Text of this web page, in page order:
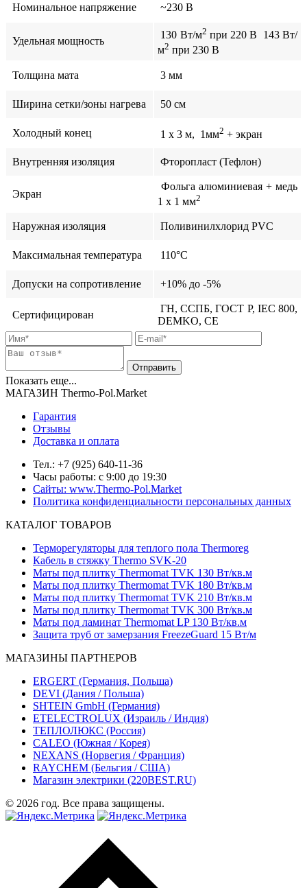
Номинальное напряжение ~230 В
Удельная мощность
130 Вт/м2 при 220 В 143 Вт/
м2 при 230 В
Толщина мата 3 мм
Ширина сетки/зоны нагрева 50 см
Холодный конец 1 x 3 м, 1мм2 + экран
Внутренняя изоляция Фторопласт (Тефлон)
Экран
Фольга алюминиевая + медь
1 x 1 мм2
Наружная изоляция Поливинилхлорид PVС
Максимальная температура 110°C
Допуски на сопротивление +10% до -5%
Сертифицирован
ГН, ССПБ, ГОСТ Р, IEC 800,
DEMKO, CE
Показать еще...
МАГАЗИН Thermo-Pol.Market
Гарантия
Отзывы
Доставка и оплата
Тел.: +7 (925) 640-11-36
Часы работы: с 9:00 до 19:30
Сайты: www.Thermo-Pol.Market
Политика конфиденциальности персональных данных
КАТАЛОГ ТОВАРОВ
Терморегуляторы для теплого пола Thermoreg
Кабель в стяжку Thermo SVK-20
Маты под плитку Thermomat TVK 130 Вт/кв.м
Маты под плитку Thermomat TVK 180 Вт/кв.м
Маты под плитку Thermomat TVK 210 Вт/кв.м
Маты под плитку Thermomat TVK 300 Вт/кв.м
Маты под ламинат Thermomat LP 130 Вт/кв.м
Защита труб от замерзания FreezeGuard 15 Вт/м
МАГАЗИНЫ ПАРТНЕРОВ
ERGERT (Германия, Польша)
DEVI (Дания / Польша)
SHTEIN GmbH (Германия)
ETELECTROLUX (Израиль / Индия)
ТЕПЛОЛЮКС (Россия)
CALEO (Южная / Корея)
NEXANS (Норвегия / Франция)
RAYCHEM (Бельгия / США)
Магазин электрики (220BEST.RU)
© 2026 год. Все права защищены.